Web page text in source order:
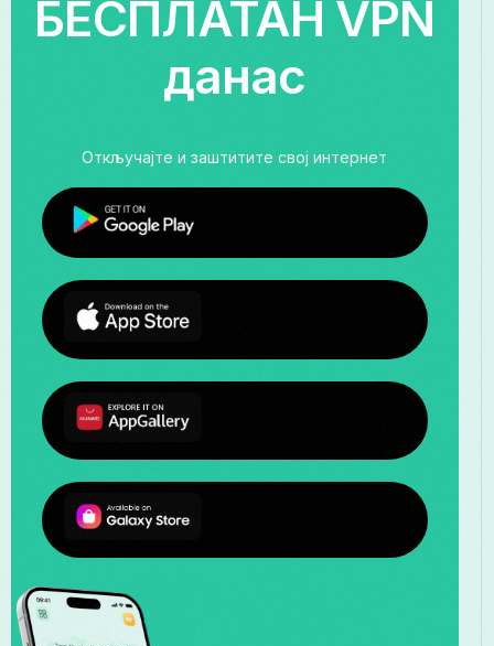
БЕСПЛАТАН VPN
данас
Откључајте и заштитите свој интернет